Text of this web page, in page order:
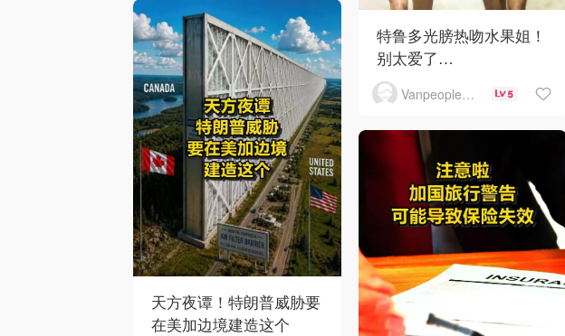
特鲁多光膀热吻水果姐！
别太爱了…
Vanpeople人在温哥华 5
天方夜谭！特朗普威胁要
在美加边境建造这个